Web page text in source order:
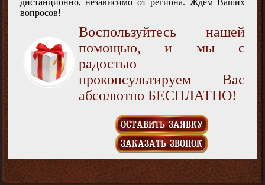
дистанционно, независимо от региона. Ждем Ваших
вопросов!
Воспользуйтесь нашей
помощью, и мы с
радостью
проконсультируем Вас
абсолютно БЕСПЛАТНО!
ОСТАВИТЬ ЗАЯВКУ
ЗАКАЗАТЬ ЗВОНОК